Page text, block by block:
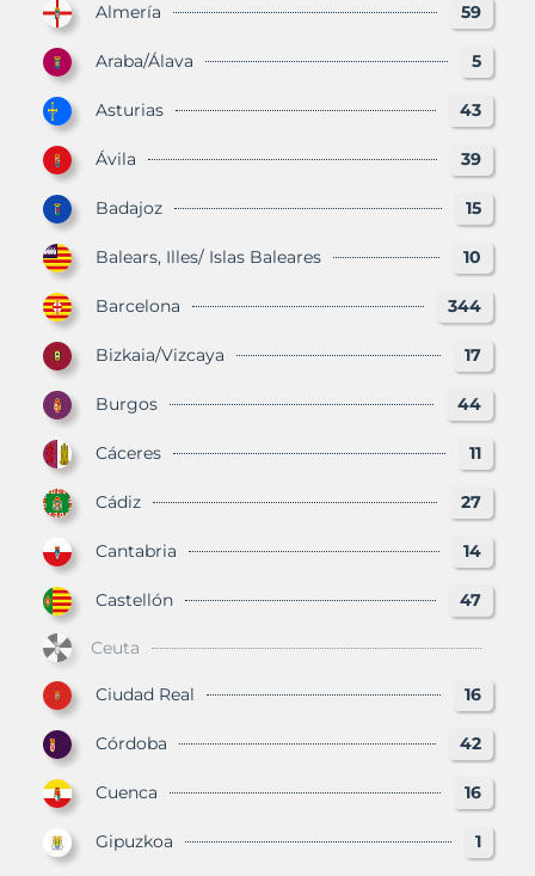
Almería 59
Araba/Álava 5
Asturias 43
Ávila 39
Badajoz 15
Balears, Illes/ Islas Baleares 10
Barcelona 344
Bizkaia/Vizcaya 17
Burgos 44
Cáceres 11
Cádiz 27
Cantabria 14
Castellón 47
Ceuta
Ciudad Real 16
Córdoba 42
Cuenca 16
Gipuzkoa 1